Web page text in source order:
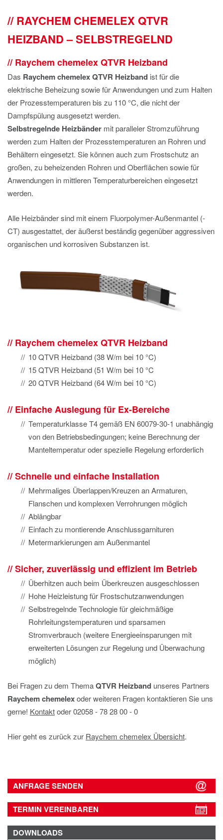
DATENSCHUTZ
RAYCHEM CHEMELEX QTVR
HEIZBAND – SELBSTREGELND
Raychem chemelex QTVR Heizband
Das Raychem chemelex QTVR Heizband ist für die
elektrische Beheizung sowie für Anwendungen und zum Halten
der Prozesstemperaturen bis zu 110 °C, die nicht der
Dampfspülung ausgesetzt werden.
Selbstregelnde Heizbänder mit paralleler Stromzuführung
werden zum Halten der Prozesstemperaturen an Rohren und
Behältern eingesetzt. Sie können auch zum Frostschutz an
großen, zu beheizenden Rohren und Oberflächen sowie für
Anwendungen in mittleren Temperaturbereichen eingesetzt
werden.
Alle Heizbänder sind mit einem Fluorpolymer-Außenmantel (-
CT) ausgestattet, der äußerst beständig gegenüber aggressiven
organischen und korrosiven Substanzen ist.
Raychem chemelex QTVR Heizband
10 QTVR Heizband (38 W/m bei 10 °C)
15 QTVR Heizband (51 W/m bei 10 °C
20 QTVR Heizband (64 W/m bei 10 °C)
Einfache Auslegung für Ex-Bereiche
Temperaturklasse T4 gemäß EN 60079-30-1 unabhängig
von den Betriebsbedingungen; keine Berechnung der
Manteltemperatur oder spezielle Regelung erforderlich
Schnelle und einfache Installation
Mehrmaliges Überlappen/Kreuzen an Armaturen,
Flanschen und komplexen Verrohrungen möglich
Ablängbar
Einfach zu montierende Anschlussgarnituren
Metermarkierungen am Außenmantel
Sicher, zuverlässig und effizient im Betrieb
Überhitzen auch beim Überkreuzen ausgeschlossen
Hohe Heizleistung für Frostschutzanwendungen
Selbstregelnde Technologie für gleichmäßige
Rohrleitungstemperaturen und sparsamen
Stromverbrauch (weitere Energieeinsparungen mit
erweiterten Lösungen zur Regelung und Überwachung
möglich)
Bei Fragen zu dem ThemaQTVR Heizband unseres Partners
Raychem chemelexoder weiteren Fragen kontaktieren Sie uns
gerne! Kontaktoder 02058 ‐ 78 28 00 ‐ 0
Hier geht es zurück zur Raychem chemelex Übersicht.
ANFRAGE SENDEN
TERMIN VEREINBAREN
DOWNLOADS